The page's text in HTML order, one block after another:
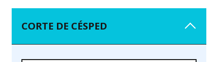
CORTE DE CÉSPED